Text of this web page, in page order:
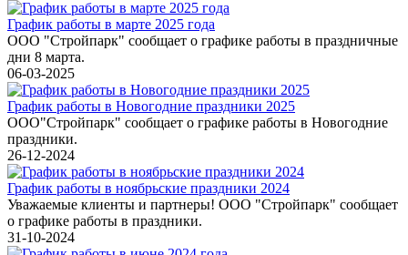
График работы в марте 2025 года
ООО "Стройпарк" сообщает о графике работы в праздничные
дни 8 марта.
06-03-2025
График работы в Новогодние праздники 2025
ООО"Стройпарк" сообщает о графике работы в Новогодние
праздники.
26-12-2024
График работы в ноябрьские праздники 2024
Уважаемые клиенты и партнеры! ООО "Стройпарк" сообщает
о графике работы в праздники.
31-10-2024